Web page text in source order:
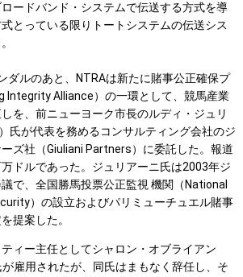
ードバンド・システムで伝送する方式を導
とっている限りトートシステムの伝送シス
ルのあと、NTRAは新たに賭事公正確保プ
Integrity Alliance）の一環として、競馬産業
を、前ニューヨーク市長のルディ・ジュリ
氏が代表を務めるコンサルティング会社のジ
ズ社（Giuliani Partners）に委託した。報道
ドルであった。ジュリアーニ氏は2003年ジ
で、全国勝馬投票公正監視 機関（National
）の設立およびパリミューチュエル賭事
提案した。
ィー主任としてシャロン・オブライアン
が雇用されたが、同氏はまもなく辞任し、そ